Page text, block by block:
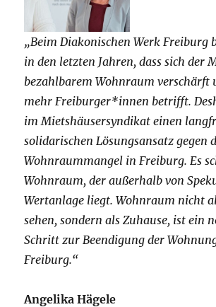
„Beim Diakonischen Werk Freiburg
in den letzten Jahren, dass sich der
bezahlbarem Wohnraum verschärft
mehr Freiburger*innen betrifft.
im Mietshäusersyndikat einen
solidarischen Lösungsansatz gegen
Wohnraummangel in Freiburg. Es
Wohnraum, der außerhalb von
Wertanlage liegt. Wohnraum nicht
sehen, sondern als Zuhause, ist ein
Schritt zur Beendigung der
Freiburg.“
Angelika Hägele